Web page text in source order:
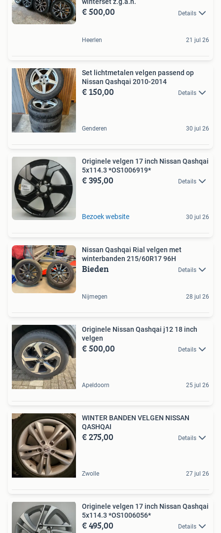
winterset z.g.a.n.
€ 500,00 Details
Heerlen 21 jul 26
Set lichtmetalen velgen passend op
Nissan Qashqai 2010-2014
€ 150,00 Details
Genderen 30 jul 26
Originele velgen 17 inch Nissan Qashqai
5x114.3 *OS1006919*
€ 395,00 Details
Bezoek website 30 jul 26
Nissan Qashqai Rial velgen met
winterbanden 215/60R17 96H
Bieden Details
Nijmegen 28 jul 26
Originele Nissan Qashqai j12 18 inch
velgen
€ 500,00 Details
Apeldoorn 25 jul 26
WINTER BANDEN VELGEN NISSAN
QASHQAI
€ 275,00 Details
Zwolle 27 jul 26
Originele velgen 17 inch Nissan Qashqai
5x114.3 *OS1006056*
€ 495,00 Details